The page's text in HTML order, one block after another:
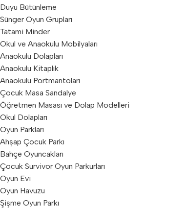
Duyu Bütünleme
Sünger Oyun Grupları
Tatami Minder
Okul ve Anaokulu Mobilyaları
Anaokulu Dolapları
Anaokulu Kitaplık
Anaokulu Portmantoları
Çocuk Masa Sandalye
Öğretmen Masası ve Dolap Modelleri
Okul Dolapları
Oyun Parkları
Ahşap Çocuk Parkı
Bahçe Oyuncakları
Çocuk Survivor Oyun Parkurları
Oyun Evi
Oyun Havuzu
Şişme Oyun Parkı